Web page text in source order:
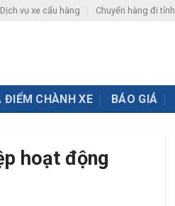
Dịch vụ xe cẩu hàng Chuyển hàng đi tỉnh
ĐIỂM CHÀNH XE BÁO GIÁ
hoạt động